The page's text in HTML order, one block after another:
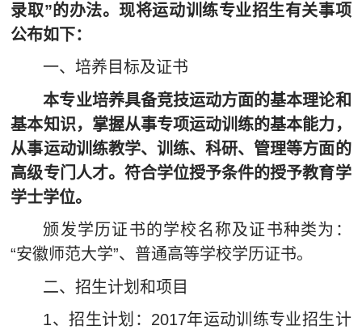
录取”的办法。现将运动训练专业招生有关事项
公布如下：
一、培养目标及证书
本专业培养具备竞技运动方面的基本理论和
基本知识，掌握从事专项运动训练的基本能力，
从事运动训练教学、训练、科研、管理等方面的
高级专门人才。符合学位授予条件的授予教育学
学士学位。
颁发学历证书的学校名称及证书种类为：
“安徽师范大学”、普通高等学校学历证书。
二、招生计划和项目
1、招生计划：2017年运动训练专业招生计